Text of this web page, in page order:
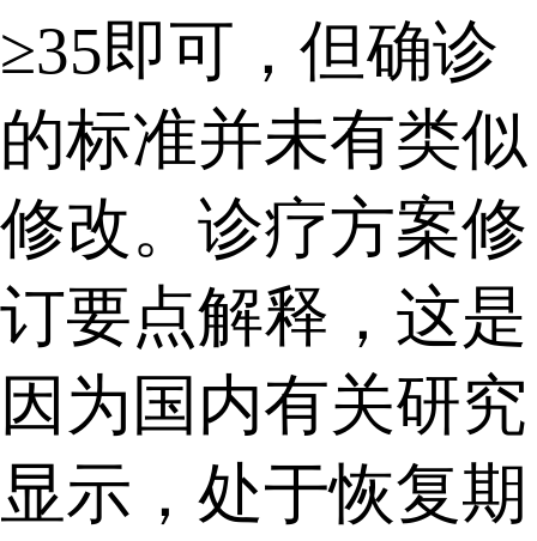
≥35即可，但确诊
的标准并未有类似
修改。诊疗方案修
订要点解释，这是
因为国内有关研究
显示，处于恢复期